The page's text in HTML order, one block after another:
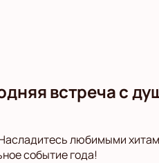
встреча с
любимыми
событие года!